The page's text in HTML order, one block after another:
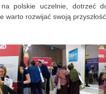
na polskie uczelnie, dotrzeć
warto rozwijać swoją przyszłość